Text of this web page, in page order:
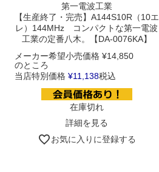
第一電波工業
【生産終了・完売】A144S10R（10エ
レ）144MHz コンパクトな第一電波
工業の定番八木。【DA-0076KA】
メーカー希望小売価格 ¥14,850
のところ
当店特別価格 ¥11,138税込
在庫切れ
詳細を見る
お気に入りに登録する